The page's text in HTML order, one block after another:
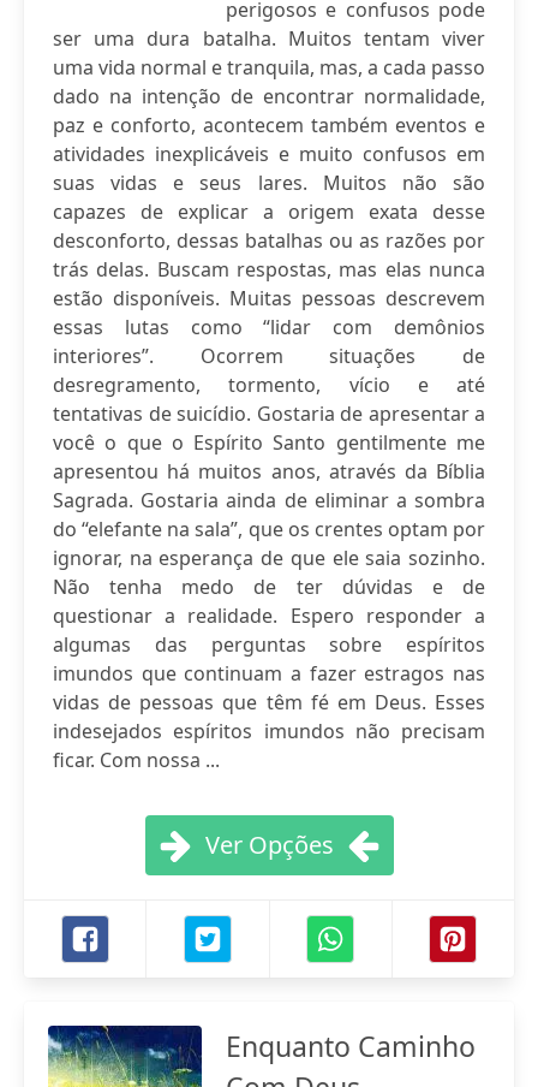
perigosos e confusos pode
ser uma dura batalha. Muitos tentam viver
uma vida normal e tranquila, mas, a cada passo
dado na intenção de encontrar normalidade,
paz e conforto, acontecem também eventos e
atividades inexplicáveis e muito confusos em
suas vidas e seus lares. Muitos não são
capazes de explicar a origem exata desse
desconforto, dessas batalhas ou as razões por
trás delas. Buscam respostas, mas elas nunca
estão disponíveis. Muitas pessoas descrevem
essas lutas como “lidar com demônios
interiores”. Ocorrem situações de
desregramento, tormento, vício e até
tentativas de suicídio. Gostaria de apresentar a
você o que o Espírito Santo gentilmente me
apresentou há muitos anos, através da Bíblia
Sagrada. Gostaria ainda de eliminar a sombra
do “elefante na sala”, que os crentes optam por
ignorar, na esperança de que ele saia sozinho.
Não tenha medo de ter dúvidas e de
questionar a realidade. Espero responder a
algumas das perguntas sobre espíritos
imundos que continuam a fazer estragos nas
vidas de pessoas que têm fé em Deus. Esses
indesejados espíritos imundos não precisam
ficar. Com nossa ...
Ver Opções
Enquanto Caminho